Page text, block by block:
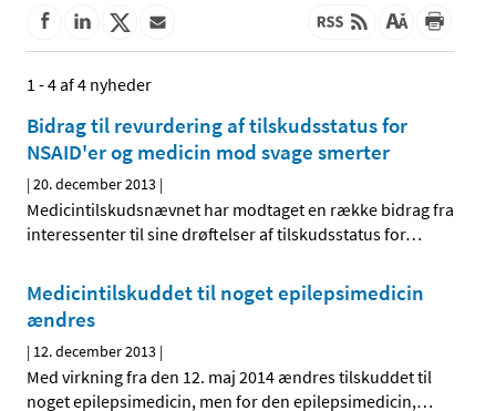
1 - 4 af 4 nyheder
Bidrag til revurdering af tilskudsstatus for
NSAID'er og medicin mod svage smerter
|20. december 2013 |
Medicintilskudsnævnet har modtaget en række bidrag fra
interessenter til sine drøftelser af tilskudsstatus for…
Medicintilskuddet til noget epilepsimedicin
ændres
| 12. december 2013 |
Med virkning fra den 12. maj 2014 ændres tilskuddet til
noget epilepsimedicin, men for den epilepsimedicin,…